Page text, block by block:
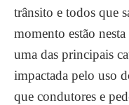
trânsito e todos que
momento estão
uma das principais
impactada pelo uso
que condutores e